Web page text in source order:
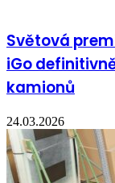
Světová
iGo
kamionů
24.03.2026